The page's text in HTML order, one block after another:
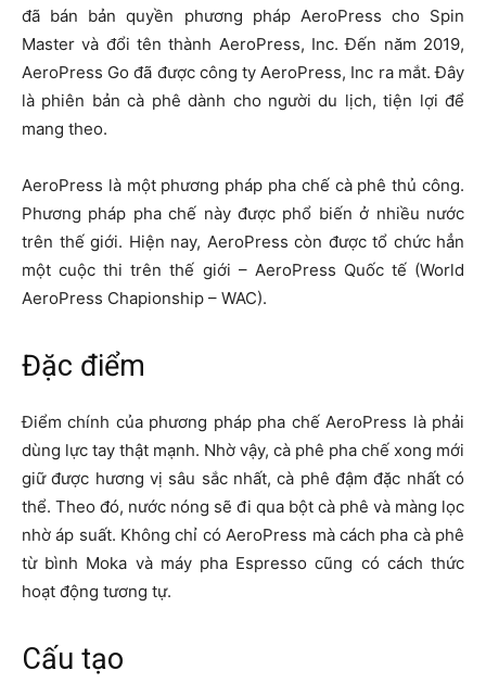
đã bán bản quyền phương pháp AeroPress cho Spin
Master và đổi tên thành AeroPress, Inc. Đến năm 2019,
AeroPress Go đã được công ty AeroPress, Inc ra mắt. Đây
là phiên bản cà phê dành cho người du lịch, tiện lợi để
mang theo.
AeroPress là một phương pháp pha chế cà phê thủ công.
Phương pháp pha chế này được phổ biến ở nhiều nước
trên thế giới. Hiện nay, AeroPress còn được tổ chức hẳn
một cuộc thi trên thế giới – AeroPress Quốc tế (World
AeroPress Chapionship – WAC).
Đặc điểm
Điểm chính của phương pháp pha chế AeroPress là phải
dùng lực tay thật mạnh. Nhờ vậy, cà phê pha chế xong mới
giữ được hương vị sâu sắc nhất, cà phê đậm đặc nhất có
thể. Theo đó, nước nóng sẽ đi qua bột cà phê và màng lọc
nhờ áp suất. Không chỉ có AeroPress mà cách pha cà phê
từ bình Moka và máy pha Espresso cũng có cách thức
hoạt động tương tự.
Cấu tạo